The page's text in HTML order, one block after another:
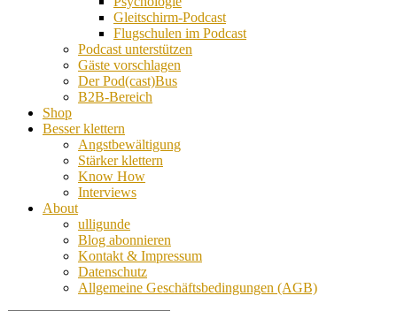
Gleitschirm-Podcast
Flugschulen im Podcast
Podcast unterstützen
Gäste vorschlagen
Der Pod(cast)Bus
B2B-Bereich
Shop
Besser klettern
Angstbewältigung
Stärker klettern
Know How
Interviews
About
ulligunde
Blog abonnieren
Kontakt & Impressum
Datenschutz
Allgemeine Geschäftsbedingungen (AGB)